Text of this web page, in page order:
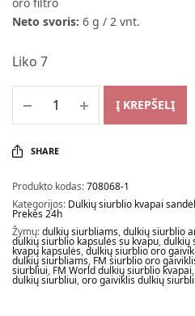
Neto svoris:6 g / 2 vnt.
Liko 7
Į KREPŠELĮ
SHARE
Produkto kodas:708068-1
Kategorijos: Dulkių siurblio kvapai
Prekės 24h
Žymų:dulkių siurbliams,dulkių siurblio
dulkių siurblio kapsulės su kvapu,dulkių
kvapų kapsulės,dulkių siurblio oro
dulkių siurbliams, FM siurblio oro
siurbliui, FM World dulkių siurblio kvapai,
dulkių siurbliui,oro gaiviklis dulkių